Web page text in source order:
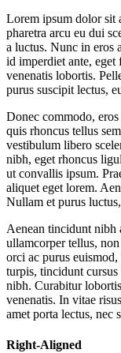
Lorem ipsum dolor sit
pharetra arcu eu dui
a luctus. Nunc in eros
id imperdiet ante, eget
venenatis lobortis.
purus suscipit lectus,
Donec commodo,
quis rhoncus tellus
vestibulum libero
nibh, eget rhoncus
ut convallis ipsum.
aliquet eget lorem.
Nullam et purus
Aenean tincidunt nibh
ullamcorper tellus,
orci ac purus
turpis, tincidunt
nibh. Curabitur
venenatis. In vitae
amet porta lectus, nec
Right-Aligned